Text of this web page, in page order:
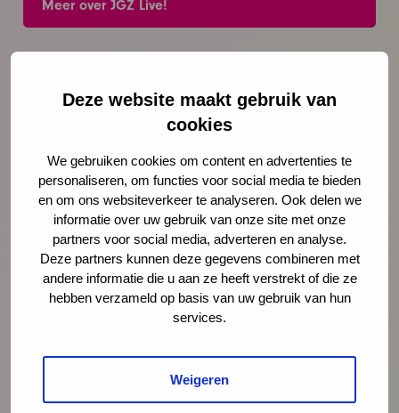
Deze website maakt gebruik van
cookies
We gebruiken cookies om content en advertenties te
personaliseren, om functies voor social media te bieden
en om ons websiteverkeer te analyseren. Ook delen we
informatie over uw gebruik van onze site met onze
partners voor social media, adverteren en analyse.
Deze partners kunnen deze gegevens combineren met
andere informatie die u aan ze heeft verstrekt of die ze
hebben verzameld op basis van uw gebruik van hun
services.
Weigeren
Meer over JGZ Live!
Via WhatsApp
Kopieer link
Meer weten?
Ellen-Joan Wessels